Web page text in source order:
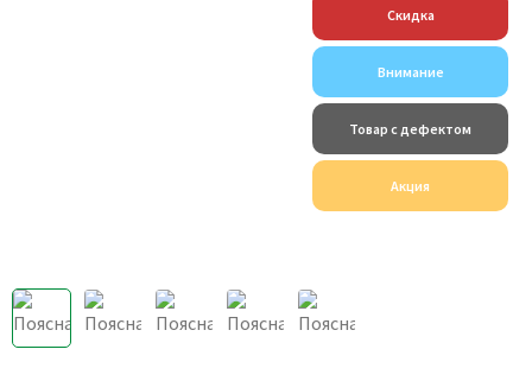
Скидка
Внимание
Товар с дефектом
Акция